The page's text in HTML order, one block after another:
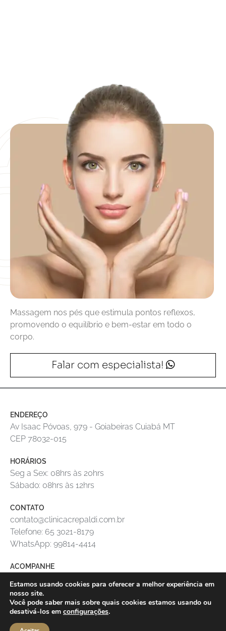
Massagem nos pés que estimula pontos reflexos,
promovendo o equilíbrio e bem-estar em todo o
corpo.
Falar com especialista!
ENDEREÇO
Av Isaac Póvoas, 979 - Goiabeiras Cuiabá MT
CEP 78032-015
HORÁRIOS
Seg a Sex: 08hrs às 20hrs
Sábado: 08hrs às 12hrs
CONTATO
contato@clinicacrepaldi.com.br
Telefone: 65 3021-8179
WhatsApp: 99814-4414
ACOMPANHE
CLINICA DE DERMATOLOGIA CREPALDI LTDA
CNPJ: 19.919.395/0001-59
Estamos usando cookies para oferecer a melhor experiência em
nosso site.
Você pode saber mais sobre quais cookies estamos usando ou
desativá-los em configurações.